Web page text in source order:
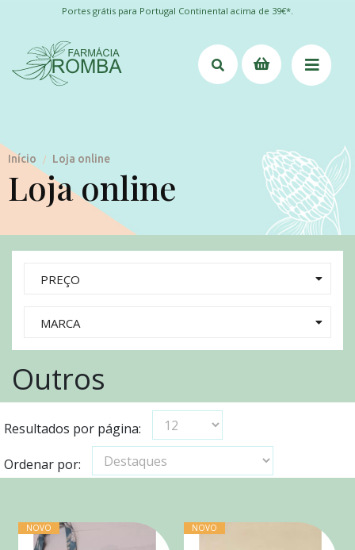
Portes grátis para Portugal Continental acima de 39€*.
Início / Loja online
Loja online
PREÇO
MARCA
Outros
Resultados por página:
Ordenar por:
NOVO NOVO